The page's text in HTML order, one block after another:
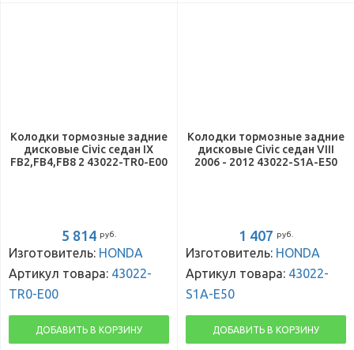
Колодки тормозные задние
дисковые Civic седан IX
FB2,FB4,FB8 2 43022-TR0-E00
5 814 руб.
Изготовитель: HONDA
Артикул товара: 43022-
TR0-E00
ДОБАВИТЬ В КОРЗИНУ
Колодки тормозные задние
дисковые Civic седан VIII
2006 - 2012 43022-S1A-E50
1 407 руб.
Изготовитель: HONDA
Артикул товара: 43022-
S1A-E50
ДОБАВИТЬ В КОРЗИНУ